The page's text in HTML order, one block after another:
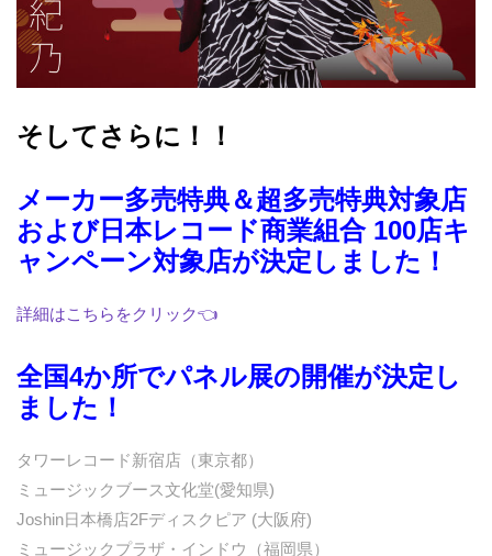
そしてさらに！！
メーカー多売特典＆超多売特典対象店
および日本レコード商業組合 100店キ
ャンペーン対象店が決定しました！
詳細はこちらをクリック👈
全国4か所でパネル展の開催が決定し
ました！
タワーレコード新宿店（東京都）
ミュージックブース文化堂(愛知県)
Joshin日本橋店2Fディスクピア (大阪府)
ミュージックプラザ・インドウ（福岡県）